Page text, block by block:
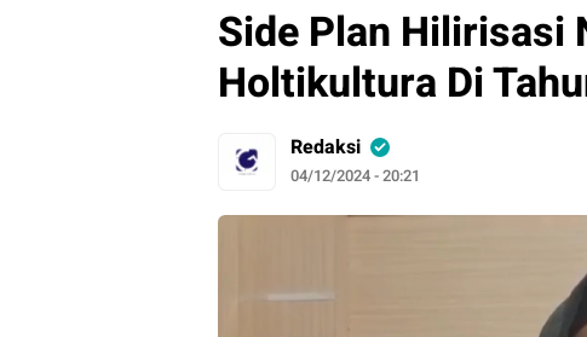
Side Plan Hilirisasi
Holtikultura Di
Redaksi
04/12/2024 - 20:21